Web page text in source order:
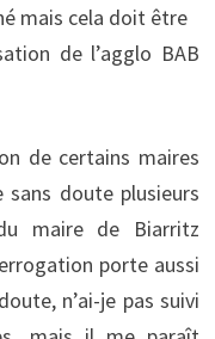
mais cela doit être
de l’agglo BAB
de certains maires
sans doute plusieurs
maire de Biarritz
porte aussi
n’ai-je pas suivi